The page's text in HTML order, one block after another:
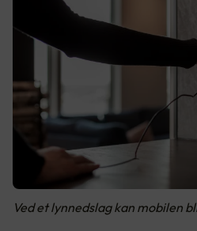
Ved et lynnedslag kan mobilen